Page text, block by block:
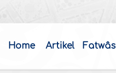
Home Artikel Fatwâs